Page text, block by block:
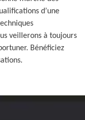
d’une
veillerons à toujours
Bénéficiez